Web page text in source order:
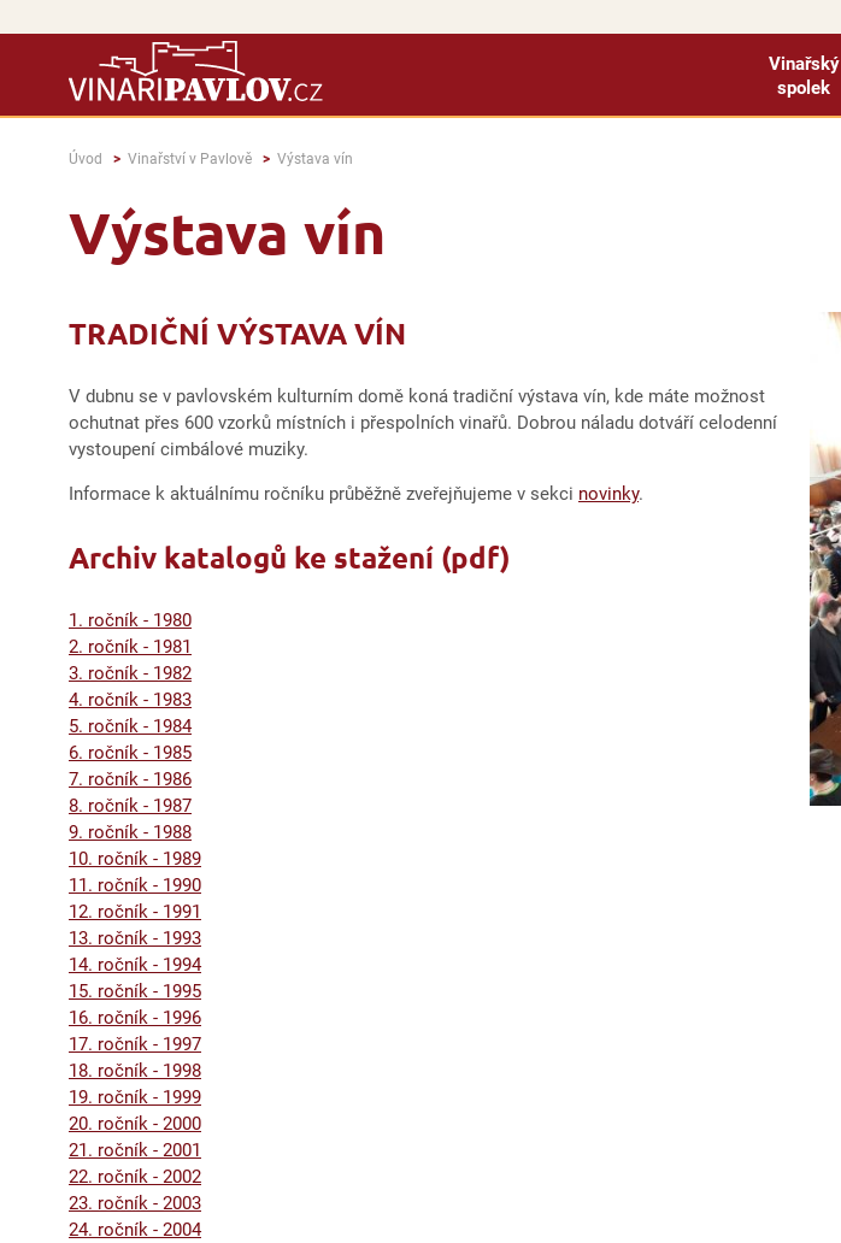
Vinařský
spolek
Úvod Vinařství v Pavlově Výstava vín
Výstava vín
TRADIČNÍ VÝSTAVA VÍN
V dubnu se v pavlovském kulturním domě koná tradiční výstava vín, kde máte možnost
ochutnat přes 600 vzorků místních i přespolních vinařů. Dobrou náladu dotváří celodenní
vystoupení cimbálové muziky.
Informace k aktuálnímu ročníku průběžně zveřejňujeme v sekci novinky.
Archiv katalogů ke stažení (pdf)
1. ročník - 1980
2. ročník - 1981
3. ročník - 1982
4. ročník - 1983
5. ročník - 1984
6. ročník - 1985
7. ročník - 1986
8. ročník - 1987
9. ročník - 1988
10. ročník - 1989
11. ročník - 1990
12. ročník - 1991
13. ročník - 1993
14. ročník - 1994
15. ročník - 1995
16. ročník - 1996
17. ročník - 1997
18. ročník - 1998
19. ročník - 1999
20. ročník - 2000
21. ročník - 2001
22. ročník - 2002
23. ročník - 2003
24. ročník - 2004